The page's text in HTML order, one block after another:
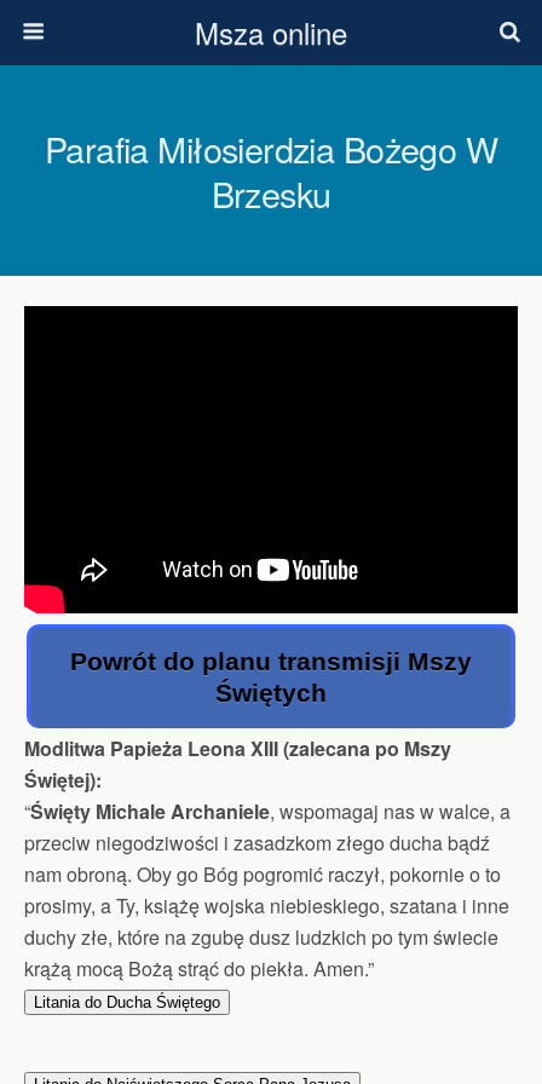
Msza online
Parafia Miłosierdzia Bożego W
Brzesku
Powrót do planu transmisji Mszy
Świętych
Modlitwa Papieża Leona XIII (zalecana po Mszy
Świętej):
“Święty Michale Archaniele, wspomagaj nas w walce, a
przeciw niegodziwości i zasadzkom złego ducha bądź
nam obroną. Oby go Bóg pogromić raczył, pokornie o to
prosimy, a Ty, książę wojska niebieskiego, szatana i inne
duchy złe, które na zgubę dusz ludzkich po tym świecie
krążą mocą Bożą strąć do piekła. Amen.”
Litania do Ducha Świętego